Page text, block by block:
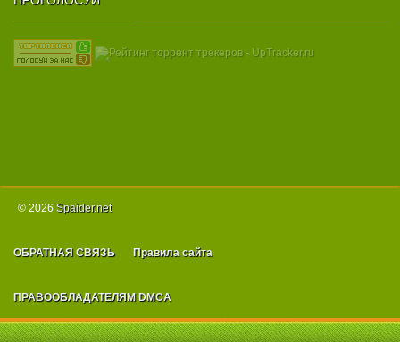
© 2026 Spаider.net
ОБРАТНАЯ СВЯЗЬ Правила сайта
ПРАВООБЛАДАТЕЛЯМ DMCA